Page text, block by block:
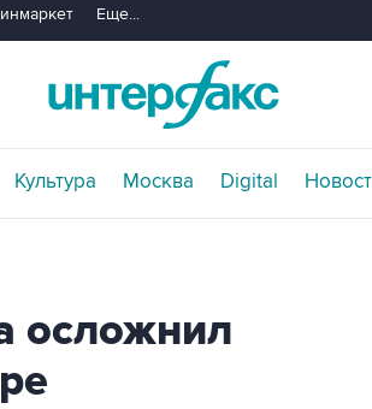
Еще...
Культура Москва Digital
осложнил